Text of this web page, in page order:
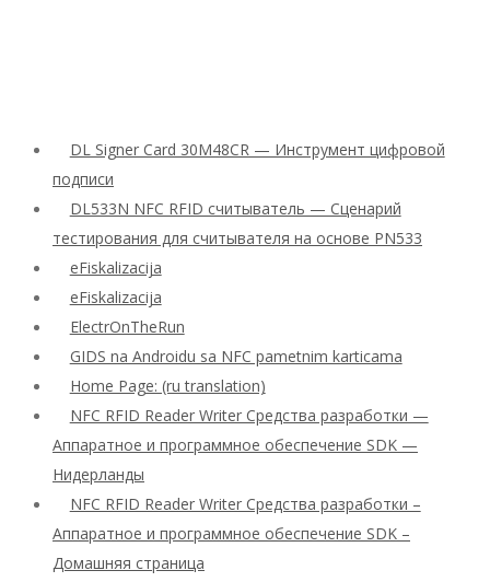
DL Signer Card 30M48CR — Инструмент цифровой
подписи
DL533N NFC RFID считыватель — Сценарий
тестирования для считывателя на основе PN533
eFiskalizacija
eFiskalizacija
ElectrOnTheRun
GIDS na Androidu sa NFC pametnim karticama
Home Page: (ru translation)
NFC RFID Reader Writer Средства разработки —
Аппаратное и программное обеспечение SDK —
Нидерланды
NFC RFID Reader Writer Средства разработки –
Аппаратное и программное обеспечение SDK –
Домашняя страница